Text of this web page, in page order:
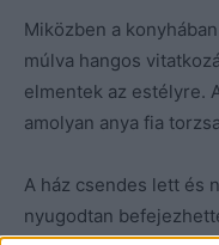
Miközben a
múlva hangos
elmentek az estélyre.
amolyan anya fia
A ház csendes lett és
nyugodtan